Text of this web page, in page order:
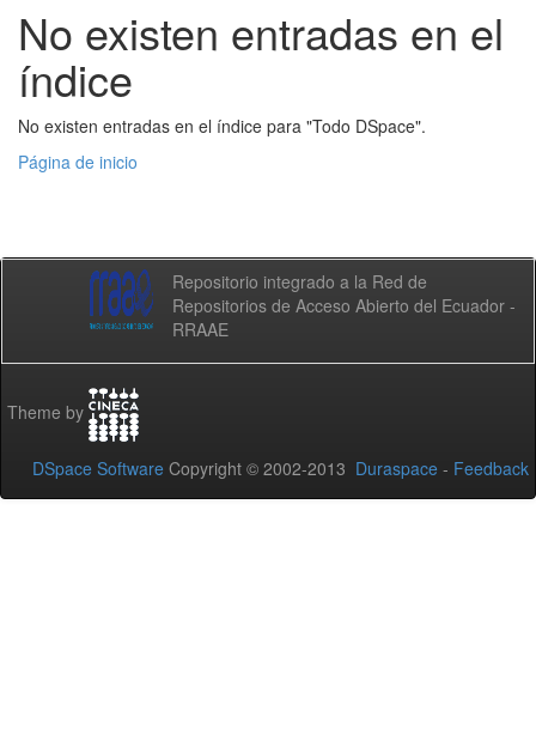
No existen entradas en el
índice
No existen entradas en el índice para "Todo DSpace".
Página de inicio
Repositorio integrado a la Red de
Repositorios de Acceso Abierto del Ecuador -
RRAAE
Theme by
DSpace Software Copyright © 2002-2013 Duraspace - Feedback